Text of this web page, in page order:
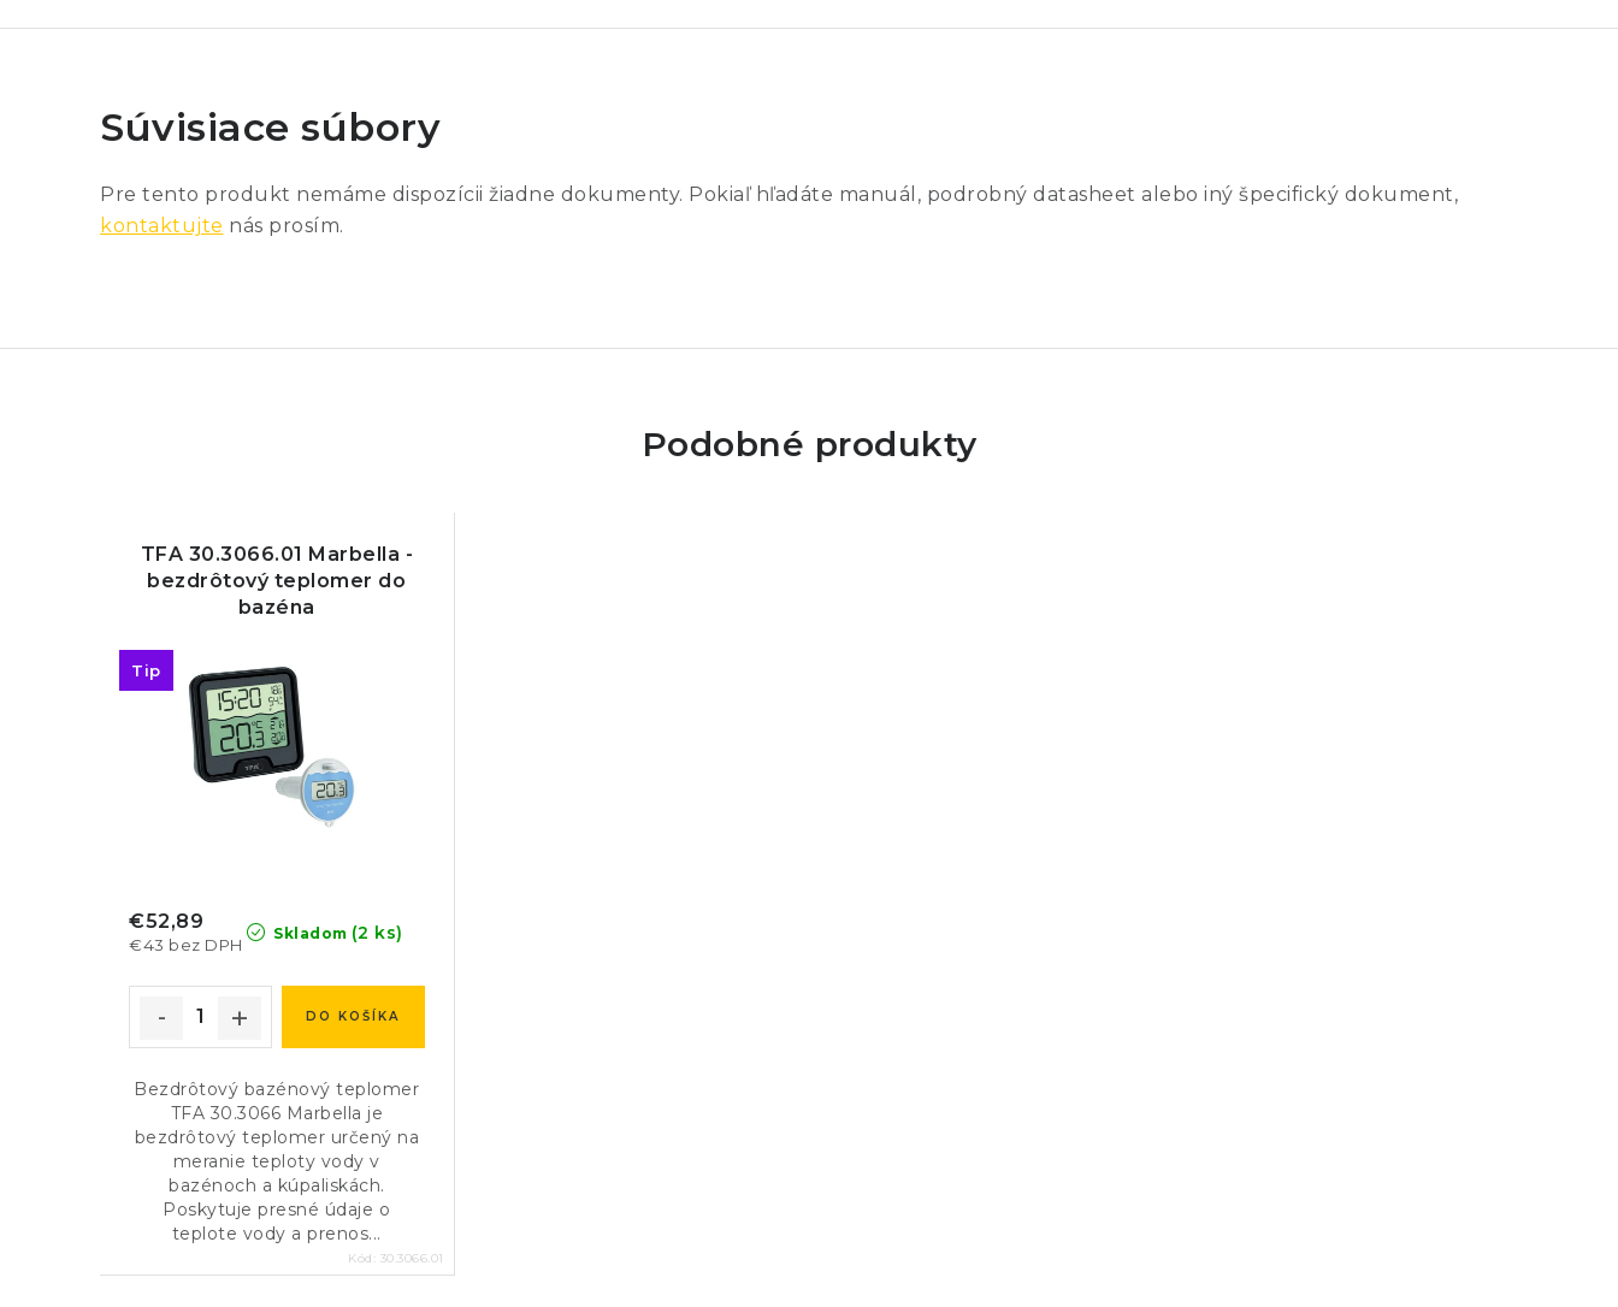
Súvisiace súbory
Pre tento produkt nemáme dispozícii žiadne dokumenty. Pokiaľ hľadáte manuál, podrobný datasheet alebo iný špecifický dokument,
kontaktujte nás prosím.
Podobné produkty
TFA 30.3066.01 Marbella -
bezdrôtový teplomer do
bazéna
Tip
Skladom (2 ks)
€43 bez DPH
€52,89
DO KOŠÍKA
Bezdrôtový bazénový teplomer
TFA 30.3066 Marbella je
bezdrôtový teplomer určený na
meranie teploty vody v
bazénoch a kúpaliskách.
Poskytuje presné údaje o
teplote vody a prenos...
Kód: 30.3066.01